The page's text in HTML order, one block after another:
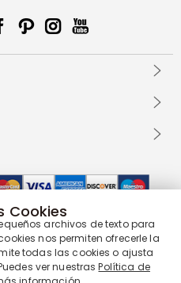
Cookies
archivos de texto para
nos permiten ofrecerle la
todas las cookies o ajusta
ver nuestrasPolítica de